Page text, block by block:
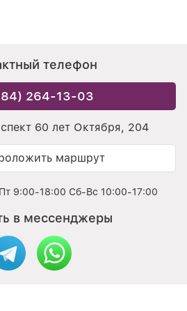
телефон
264-13-03
60 лет Октября, 204
маршрут
9:00-18:00 Сб-Вс 10:00-17:00
в мессенджеры